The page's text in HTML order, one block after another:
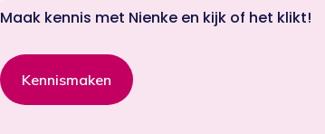
Maak kennis met Nienke en kijk of het klikt!
Kennismaken